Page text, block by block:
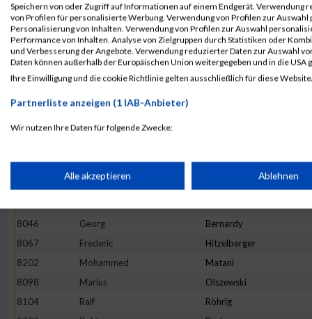
8072
Andreas Jung
8075
David Kihl - Wiesen
8029
Timm Schneider
8031
Michael Schubert
8033
Martin
8015
Peter
8125
Jörg Wengler
Christian
8046
Georg Bernardy
8067
Frederic Hitzelberger
8202
Mohammed Matani
8098
Marius Olszewski
8104
Ralf Röhrig
Speichern von oder Zugriff auf Informationen auf einem Endgerät. Verwendung
von Profilen für personalisierte Werbung. Verwendung von Profilen zur
Personalisierung von Inhalten. Verwendung von Profilen zur Auswahl
Performance von Inhalten. Analyse von Zielgruppen durch Statistiken oder
und Verbesserung der Angebote. Verwendung reduzierter Daten zur Auswahl
Daten können außerhalb der Europäischen Union weitergegeben und in die USA
Ihre Einwilligung und die cookie Richtlinie gelten ausschließlich für diese
Partnerliste anzeigen (1 IAB-Anbieter)
Wir nutzen Ihre Daten für folgende Zwecke:
Speichern von oder Zugriff auf Informationen auf einem
Erstellung von Profilen für personalisierte Werbung
Verwendung von Profilen zur Auswahl personalisierter Werbung
Alle akzeptieren Ablehnen